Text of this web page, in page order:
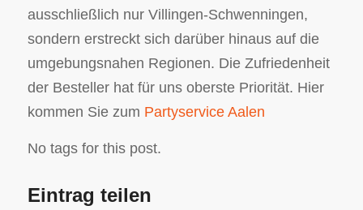
ausschließlich nur Villingen-Schwenningen,
sondern erstreckt sich darüber hinaus auf die
umgebungsnahen Regionen. Die Zufriedenheit
der Besteller hat für uns oberste Priorität. Hier
kommen Sie zum Partyservice Aalen
No tags for this post.
Eintrag teilen